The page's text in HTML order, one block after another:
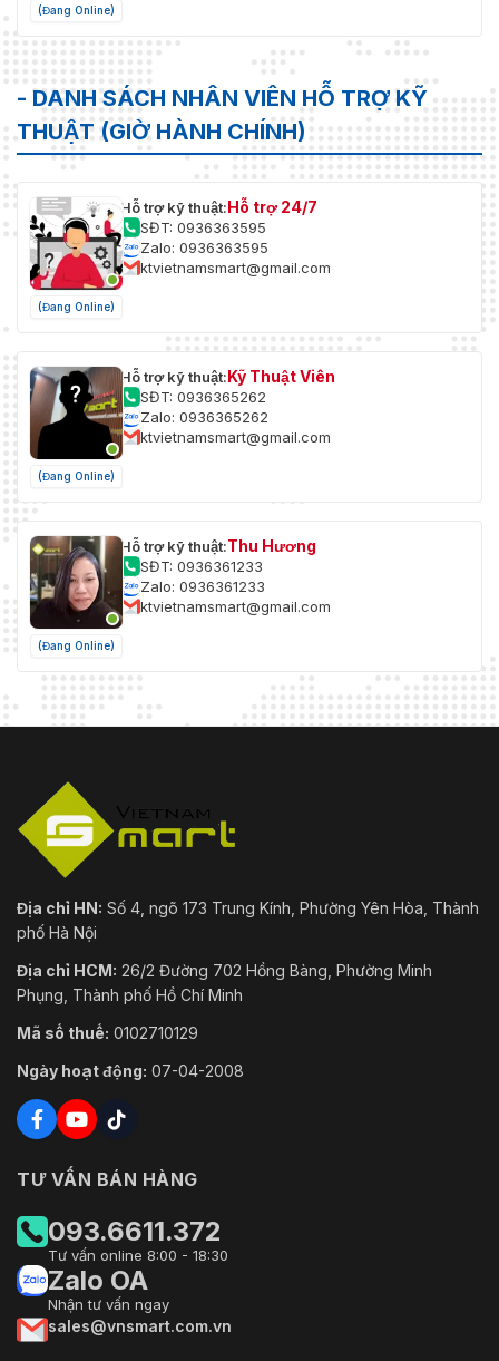
(Đang Online)
- DANH SÁCH NHÂN VIÊN HỖ TRỢ KỸ
THUẬT (GIỜ HÀNH CHÍNH)
(Đang Online)
Hỗ trợ kỹ thuật:Hỗ trợ 24/7
SĐT: 0936363595
Zalo: 0936363595
ktvietnamsmart@gmail.com
(Đang Online)
Hỗ trợ kỹ thuật:Kỹ Thuật Viên
SĐT: 0936365262
Zalo: 0936365262
ktvietnamsmart@gmail.com
(Đang Online)
Hỗ trợ kỹ thuật:Thu Hương
SĐT: 0936361233
Zalo: 0936361233
ktvietnamsmart@gmail.com
Địa chỉ HN: Số 4, ngõ 173 Trung Kính, Phường Yên Hòa, Thành
phố Hà Nội
Địa chỉ HCM: 26/2 Đường 702 Hồng Bàng, Phường Minh
Phụng, Thành phố Hồ Chí Minh
Mã số thuế: 0102710129
Ngày hoạt động: 07-04-2008
TƯ VẤN BÁN HÀNG
093.6611.372
Tư vấn online 8:00 - 18:30
Zalo OA
Nhận tư vấn ngay
sales@vnsmart.com.vn